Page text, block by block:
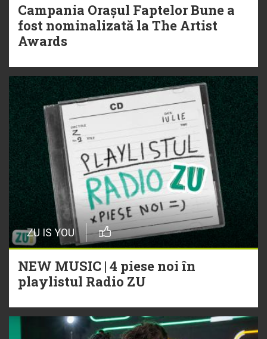
Campania Orașul Faptelor Bune a
fost nominalizată la The Artist
Awards
ZU IS YOU
NEW MUSIC | 4 piese noi în
playlistul Radio ZU